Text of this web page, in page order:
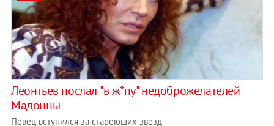
Леонтьев послал "в ж*пу" недоброжелателей
Мадонны
Певец вступился за стареющих звезд